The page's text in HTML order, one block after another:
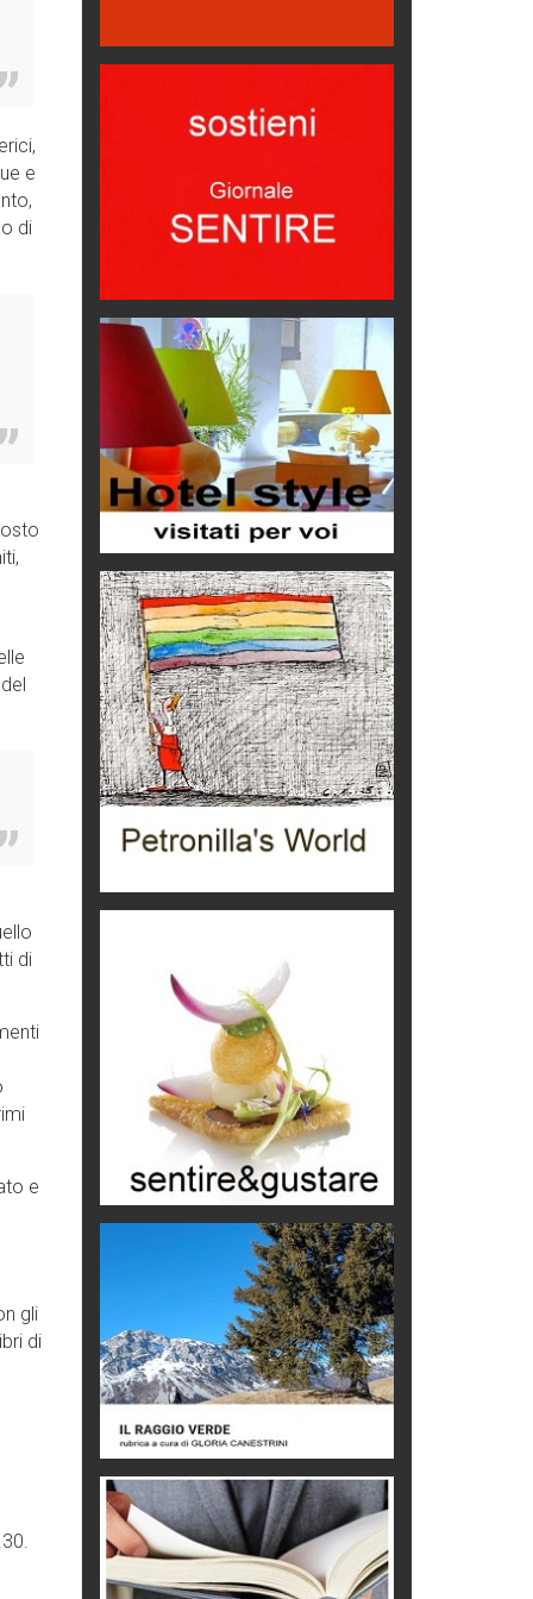
e
di
di
e
gli
di
Hotels, B&B e Ristoranti... 10 &
Le nostre recensioni
Bolzano: L'Eisenhut Boutique
Teodorico, sovrano illuminato
1500 anni dalla morte
Seconde case cambiano le scelte
degli italiani
Trend
Trentodoc Festival, bollicine di
montagna
eventi
Grecia, le donne di Olympos
Viaggi
Ecco come salvare il viaggio
aereo
imprevisti...
C'era una volta la legge per le
valli del silenzio
Idee per il futuro
Torre dell'Orso, mare di Puglia
itinerari italiani
Boboli, il giardino della botanica
Gioielli italiani
Menzogne di stato
Le dichiarazioni di Maurizio Federico
Chi è, e come difendersi dallo
scammer
di Mirta B. Bono
Mio nonno, salvato dai russi
Storie...di storia
Macchine di guerra
Editoriale
Turismo in Miniera
Puglia - Tra storia e recupero
Castione, sotto il segno del
castagno